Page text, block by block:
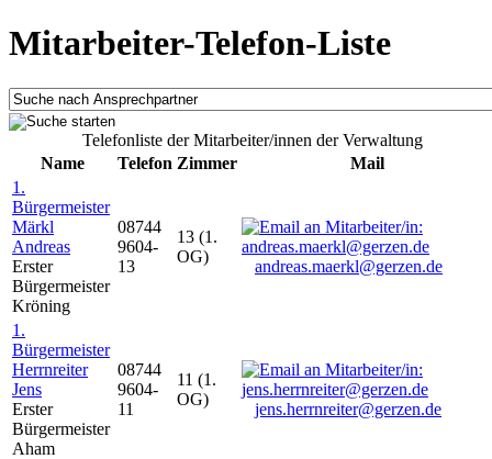
Mitarbeiter-Telefon-Liste
Telefonliste der Mitarbeiter/innen der Verwaltung
Name
Telefon Zimmer
Mail
1.
Bürgermeister
Märkl
Andreas
Erster
Bürgermeister
Kröning
08744
9604-
13
13 (1.
OG)
andreas.maerkl@gerzen.de
1.
Bürgermeister
Herrnreiter
Jens
Erster
Bürgermeister
Aham
08744
9604-
11
11 (1.
OG)
jens.herrnreiter@gerzen.de